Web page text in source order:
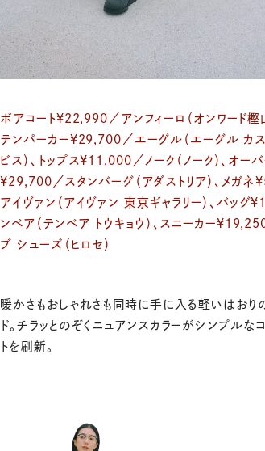
ボアコート¥22,990／アンフィーロ（オンワード樫
テンパーカー¥29,700／エーグル（エーグル カ
ビス）、トップス¥11,000／ノーク（ノーク）、オー
¥29,700／スタンバーグ（アダストリア）、メガ
アイヴァン（アイヴァン 東京ギャラリー）、バッ
ンベア（テンベア トウキョウ）、スニーカー
ブ シューズ（ヒロセ）
暖かさもおしゃれさも同時に手に入る軽いはおり
ド。チラッとのぞくニュアンスカラーがシンプルな
トを刷新。